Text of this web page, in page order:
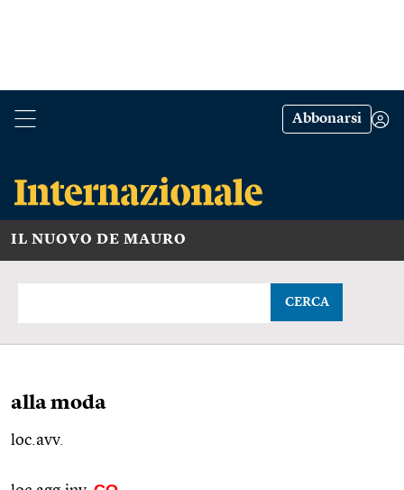
Abbonarsi
IL NUOVO DE MAURO
CERCA
alla moda
loc.avv.